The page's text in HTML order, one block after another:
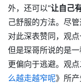
外，还可以“让自己
己舒服的方法。尽
对此深表赞同，观
但是琛哥所说的是
更偏向于逃避。观
么越走越窄呢》所